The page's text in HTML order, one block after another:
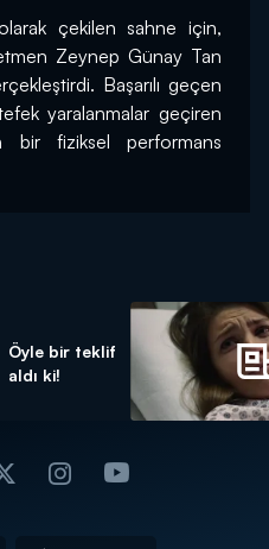
çekilen sahne için,
Zeynep Günay Tan
Başarılı geçen
yaralanmalar geçiren
bir fiziksel performans
Öyle bir teklif
aldı ki!